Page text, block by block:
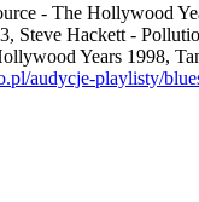
- The Hollywood
Steve Hackett -
Years 1998,
audycje-playlisty/